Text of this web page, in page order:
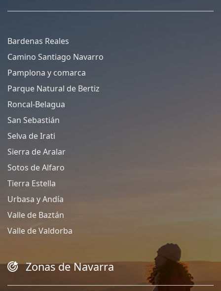
Bardenas Reales
Camino Santiago Navarro
Pamplona y comarca
Parque Natural de Bertiz
Roncal-Belagua
San Sebastián
Selva de Irati
Sierra de Aralar
Sotos de Alfaro
Tierra Estella
Urbasa y Andía
Valle de Baztán
Valle de Valdorba
Zonas de Navarra